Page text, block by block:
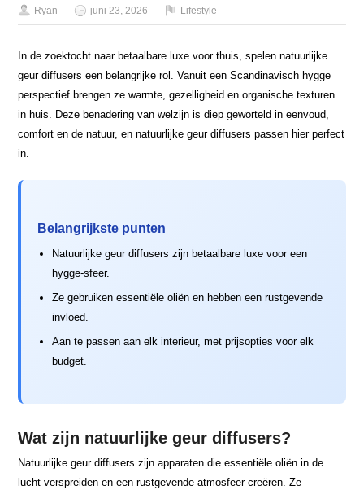
Ryan juni 23, 2026 Lifestyle
In de zoektocht naar betaalbare luxe voor thuis, spelen natuurlijke
geur diffusers een belangrijke rol. Vanuit een Scandinavisch hygge
perspectief brengen ze warmte, gezelligheid en organische texturen
in huis. Deze benadering van welzijn is diep geworteld in eenvoud,
comfort en de natuur, en natuurlijke geur diffusers passen hier perfect
in.
Belangrijkste punten
Natuurlijke geur diffusers zijn betaalbare luxe voor een
hygge-sfeer.
Ze gebruiken essentiële oliën en hebben een rustgevende
invloed.
Aan te passen aan elk interieur, met prijsopties voor elk
budget.
Wat zijn natuurlijke geur diffusers?
Natuurlijke geur diffusers zijn apparaten die essentiële oliën in de
lucht verspreiden en een rustgevende atmosfeer creëren. Ze